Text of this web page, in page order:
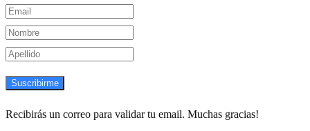
Suscribirme
Recibirás un correo para validar tu email. Muchas gracias!